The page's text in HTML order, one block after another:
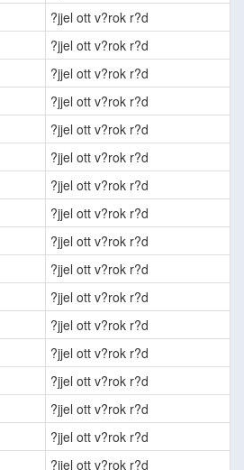
?jjel ott v?rok r?d
?jjel ott v?rok r?d
?jjel ott v?rok r?d
?jjel ott v?rok r?d
?jjel ott v?rok r?d
?jjel ott v?rok r?d
?jjel ott v?rok r?d
?jjel ott v?rok r?d
?jjel ott v?rok r?d
?jjel ott v?rok r?d
?jjel ott v?rok r?d
?jjel ott v?rok r?d
?jjel ott v?rok r?d
?jjel ott v?rok r?d
?jjel ott v?rok r?d
?jjel ott v?rok r?d
?jjel ott v?rok r?d